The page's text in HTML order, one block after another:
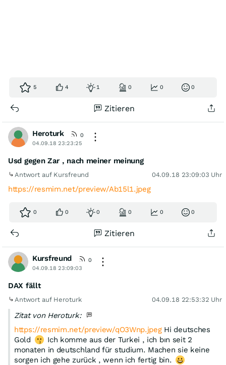
5 4 1 0 0 0
Zitieren
Heroturk
0
04.09.18 23:23:25
Usd gegen Zar , nach meiner meinung
Antwort auf Kursfreund 04.09.18 23:09:03 Uhr
https://resmim.net/preview/Ab15l1.jpeg
0 0 0 0 0 0
Zitieren
Kursfreund
0
04.09.18 23:09:03
DAX fällt
Antwort auf Heroturk 04.09.18 22:53:32 Uhr
Zitat von Heroturk:
https://resmim.net/preview/qO3Wnp.jpegHi deutsches
Gold
Ich komme aus der Turkei , ich bın seit 2
monaten in deutschland für studium. Machen sie keine
sorgen ich gehe zurück , wenn ich fertig bin.